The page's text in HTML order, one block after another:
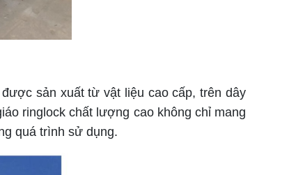
sản xuất từ vật liệu cao cấp, trên dây
ringlock chất lượng cao không chỉ mang
quá trình sử dụng.